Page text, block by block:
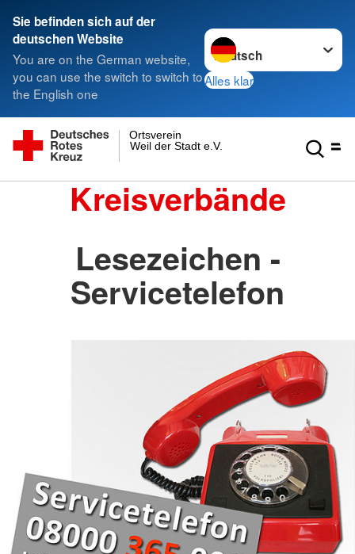
Sie befinden sich auf der
deutschen Website
You are on the German website,
you can use the switch to switch to
the English one
Sprache wechseln zu
Alles klar
Weil der Stadt e.V.
Ortsverein
Kreisverbände
Lesezeichen -
Servicetelefon